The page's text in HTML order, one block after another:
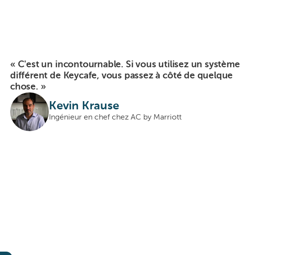
« C'est un incontournable. Si vous utilisez un système
différent de Keycafe, vous passez à côté de quelque
chose. »
Kevin Krause
Ingénieur en chef chez AC by Marriott